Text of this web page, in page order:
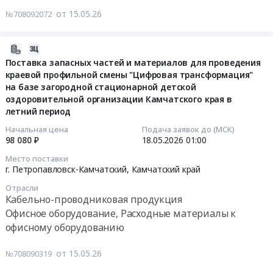
№708092072 от 15.05.26
Поставка запасных частей и материалов для проведения
краевой профильной смены "Цифровая трансформация"
на базе загородной стационарной детской
оздоровительной организации Камчатского края в
летний период
Начальная цена
98 080 ₽
Подача заявок до (МСК)
18.05.2026 01:00
Место поставки
г. Петропавловск-Камчатский, Камчатский край
Отрасли
Кабельно-проводниковая продукция
Офисное оборудование, Расходные материалы к
офисному оборудованию
№708090319 от 15.05.26